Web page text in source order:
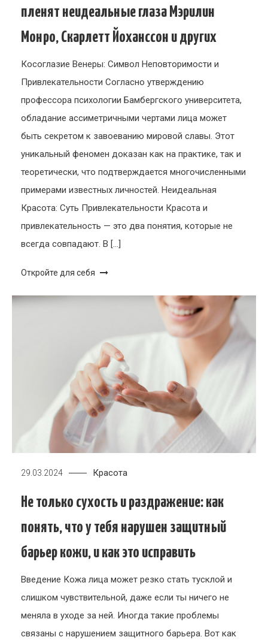
пленят неидеальные глаза Мэрилин
Монро, Скарлетт Йоханссон и других
Косоглазие Венеры: Символ Неповторимости и
Привлекательности Согласно утверждению
профессора психологии Бамбергского университета,
обладание ассиметричными чертами лица может
быть секретом к завоеванию мировой славы. Этот
уникальный феномен доказан как на практике, так и
теоретически, что подтверждается многочисленными
примерами известных личностей. Неидеальная
Красота: Суть Привлекательности Красота и
привлекательность — это два понятия, которые не
всегда совпадают. В […]
Откройте для себя
29.03.2024 Красота
Не только сухость и раздражение: как
понять, что у тебя нарушен защитный
барьер кожи, и как это исправить
Введение Кожа лица может резко стать тусклой и
слишком чувствительной, даже если ты ничего не
меняла в уходе за ней. Иногда такие проблемы
связаны с нарушением защитного барьера. Вот как